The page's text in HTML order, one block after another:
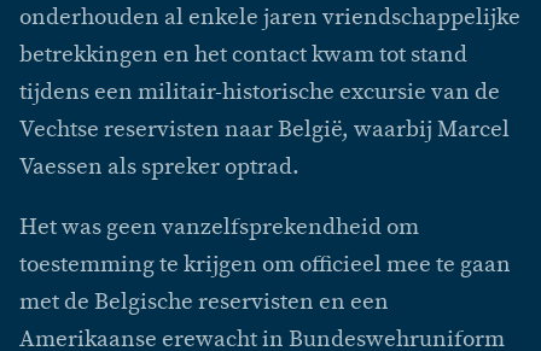
onderhouden al enkele jaren vriendschappelijke
betrekkingen en het contact kwam tot stand
tijdens een militair-historische excursie van de
Vechtse reservisten naar België, waarbij Marcel
Vaessen als spreker optrad.
Het was geen vanzelfsprekendheid om
toestemming te krijgen om officieel mee te gaan
met de Belgische reservisten en een
Amerikaanse erewacht in Bundeswehruniform